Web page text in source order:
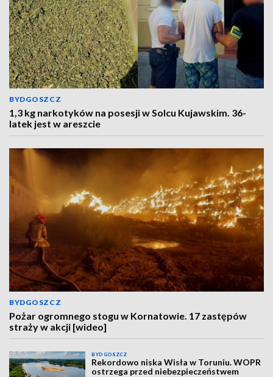
BYDGOSZCZ
1,3 kg narkotyków na posesji w Solcu Kujawskim. 36-
latek jest w areszcie
BYDGOSZCZ
Pożar ogromnego stogu w Kornatowie. 17 zastępów
straży w akcji [wideo]
BYDGOSZCZ
Rekordowo niska Wisła w Toruniu. WOPR
ostrzega przed niebezpieczeństwem